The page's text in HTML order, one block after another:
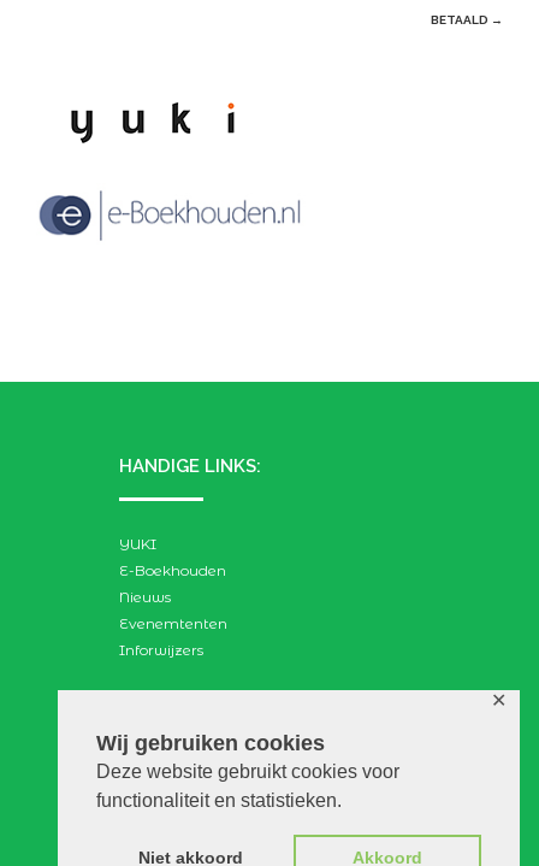
Wij gebruiken cookies
Deze website gebruikt cookies voor
functionaliteit en statistieken.
Niet akkoord Akkoord
✕
BETAALD →
HANDIGE LINKS:
YUKI
E-Boekhouden
Nieuws
Evenemtenten
Inforwijzers